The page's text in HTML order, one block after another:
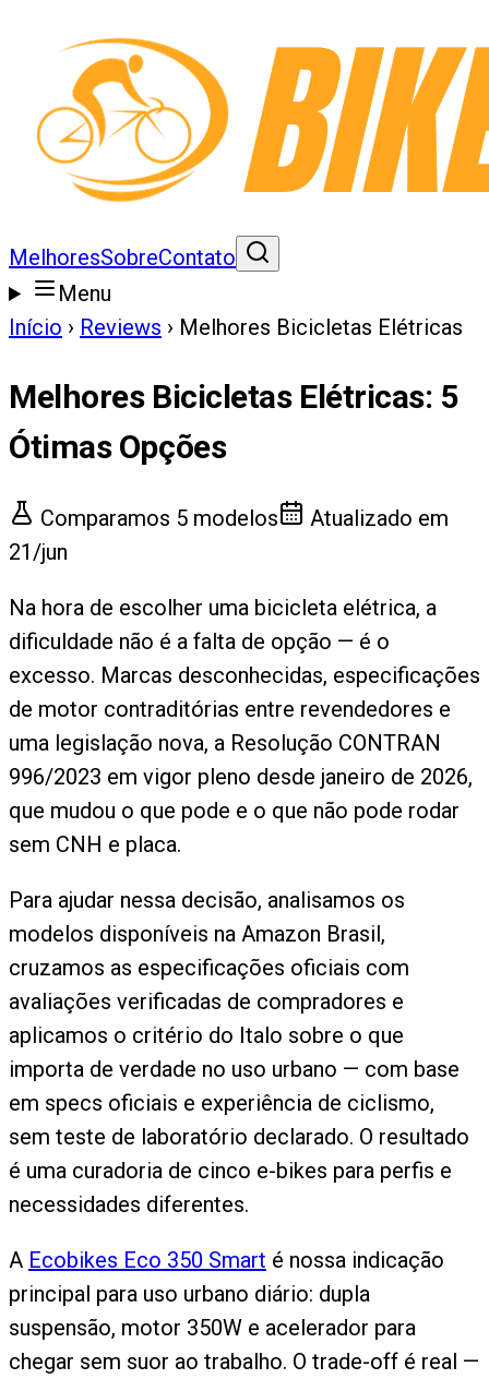
MelhoresSobreContato
Menu
Início › Reviews › Melhores Bicicletas Elétricas
Melhores Bicicletas Elétricas: 5
Ótimas Opções
Comparamos 5 modelos
Atualizado em
21/jun
Na hora de escolher uma bicicleta elétrica, a
dificuldade não é a falta de opção — é o
excesso. Marcas desconhecidas, especificações
de motor contraditórias entre revendedores e
uma legislação nova, a Resolução CONTRAN
996/2023 em vigor pleno desde janeiro de 2026,
que mudou o que pode e o que não pode rodar
sem CNH e placa.
Para ajudar nessa decisão, analisamos os
modelos disponíveis na Amazon Brasil,
cruzamos as especificações oficiais com
avaliações verificadas de compradores e
aplicamos o critério do Italo sobre o que
importa de verdade no uso urbano — com base
em specs oficiais e experiência de ciclismo,
sem teste de laboratório declarado. O resultado
é uma curadoria de cinco e-bikes para perfis e
necessidades diferentes.
A Ecobikes Eco 350 Smart é nossa indicação
principal para uso urbano diário: dupla
suspensão, motor 350W e acelerador para
chegar sem suor ao trabalho. O trade-off é real —